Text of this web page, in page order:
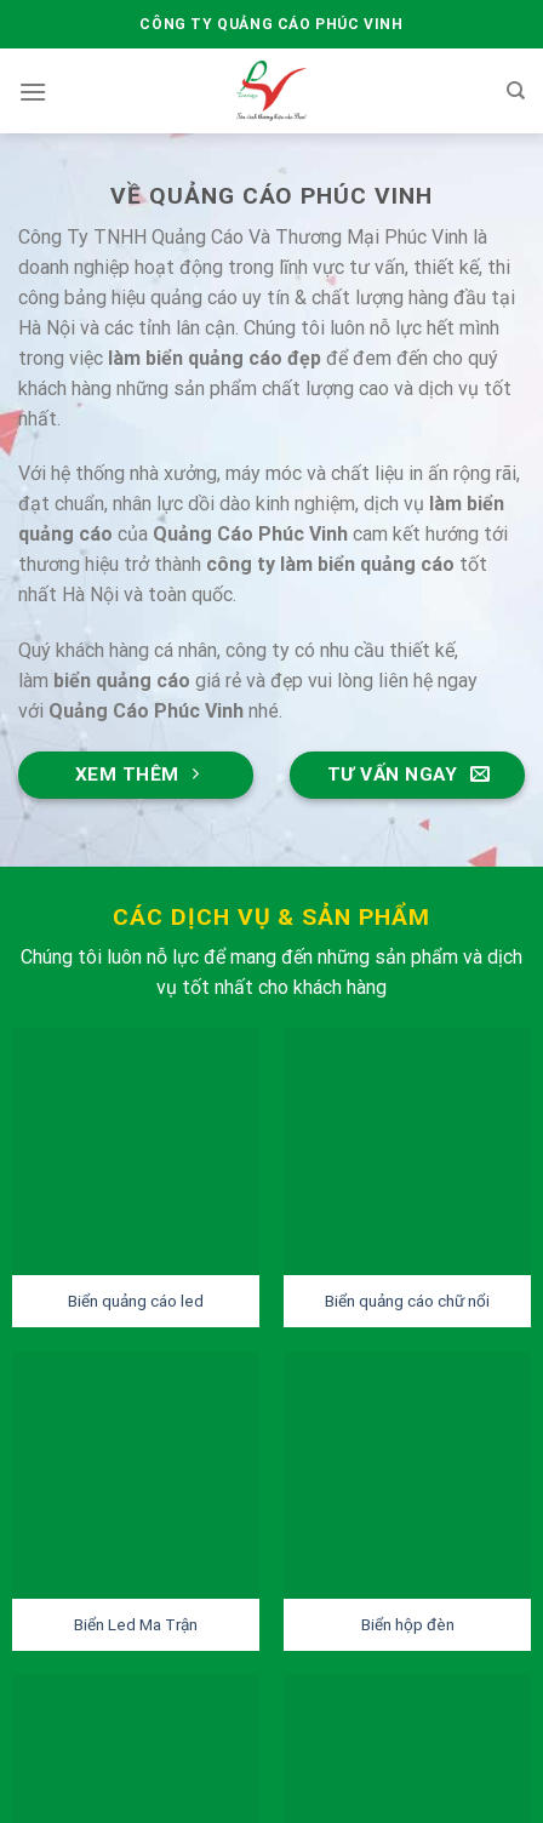
to
CÔNG TY QUẢNG CÁO PHÚC VINH
VỀ QUẢNG CÁO PHÚC VINH
Công Ty TNHH Quảng Cáo Và Thương Mại Phúc Vinh là
doanh nghiệp hoạt động trong lĩnh vực tư vấn, thiết kế, thi
công bảng hiệu quảng cáo uy tín & chất lượng hàng đầu tại
Hà Nội và các tỉnh lân cận. Chúng tôi luôn nỗ lực hết mình
trong việc làm biển quảng cáo đẹp để đem đến cho quý
khách hàng những sản phẩm chất lượng cao và dịch vụ tốt
nhất.
Với hệ thống nhà xưởng, máy móc và chất liệu in ấn rộng rãi,
đạt chuẩn, nhân lực dồi dào kinh nghiệm, dịch vụ làm biển
quảng cáo của Quảng Cáo Phúc Vinh cam kết hướng tới
thương hiệu trở thành công ty làm biển quảng cáo tốt
nhất Hà Nội và toàn quốc.
Quý khách hàng cá nhân, công ty có nhu cầu thiết kế,
làm biển quảng cáo giá rẻ và đẹp vui lòng liên hệ ngay
với Quảng Cáo Phúc Vinh nhé.
XEM THÊM TƯ VẤN NGAY
CÁC DỊCH VỤ & SẢN PHẨM
Chúng tôi luôn nỗ lực để mang đến những sản phẩm và dịch
vụ tốt nhất cho khách hàng
Biển quảng cáo led Biển quảng cáo chữ nổi
Biển Led Ma Trận Biển hộp đèn